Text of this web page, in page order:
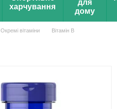
харчування
для
дому
Окремі вітаміни Вітамін B